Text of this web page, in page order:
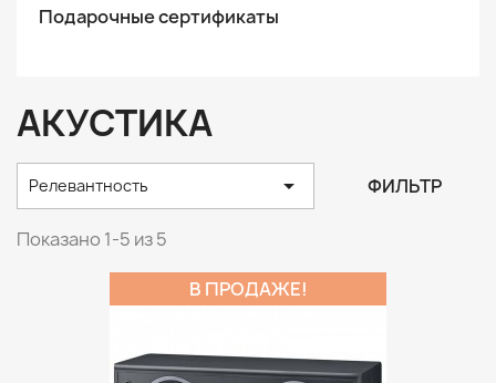
Подарочные сертификаты
АКУСТИКА
Релевантность  ФИЛЬТР
Показано 1-5 из 5
В ПРОДАЖЕ!